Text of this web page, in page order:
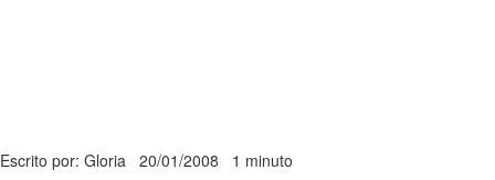
Escrito por: Gloria 20/01/2008 1 minuto